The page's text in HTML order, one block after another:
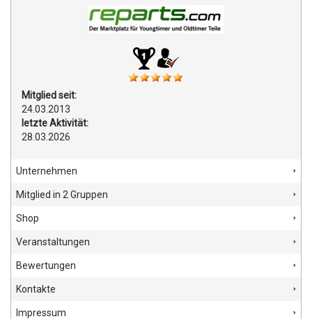
Mitglied seit:
24.03.2013
letzte Aktivität:
28.03.2026
Unternehmen
Mitglied in 2 Gruppen
Shop
Veranstaltungen
Bewertungen
Kontakte
Impressum